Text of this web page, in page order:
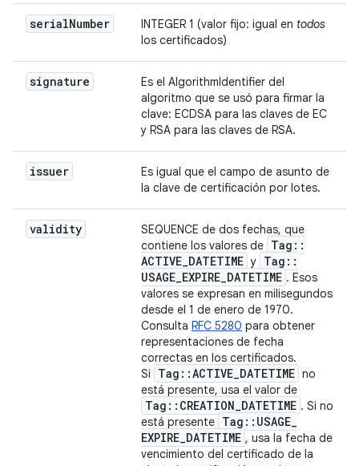
serialNumber INTEGER 1 (valor fijo: igual en todos
los certificados)
signature
Es el AlgorithmIdentifier del
algoritmo que se usó para firmar la
clave: ECDSA para las claves de EC
y RSA para las claves de RSA.
issuer
Es igual que el campo de asunto de
la clave de certificación por lotes.
validity
SEQUENCE de dos fechas, que
contiene los valores de Tag ::
ACTIVE_DATETIME y Tag ::
USAGE_EXPIRE_DATETIME . Esos
valores se expresan en milisegundos
desde el 1 de enero de 1970.
Consulta RFC 5280 para obtener
representaciones de fecha
correctas en los certificados.
Si
Tag ::ACTIVE_DATETIME no
está presente, usa el valor de
Tag :: CREATION_DATETIME . Si no
está presente Tag :: USAGE_
EXPIRE_DATETIME , usa la fecha de
vencimiento del certificado de la